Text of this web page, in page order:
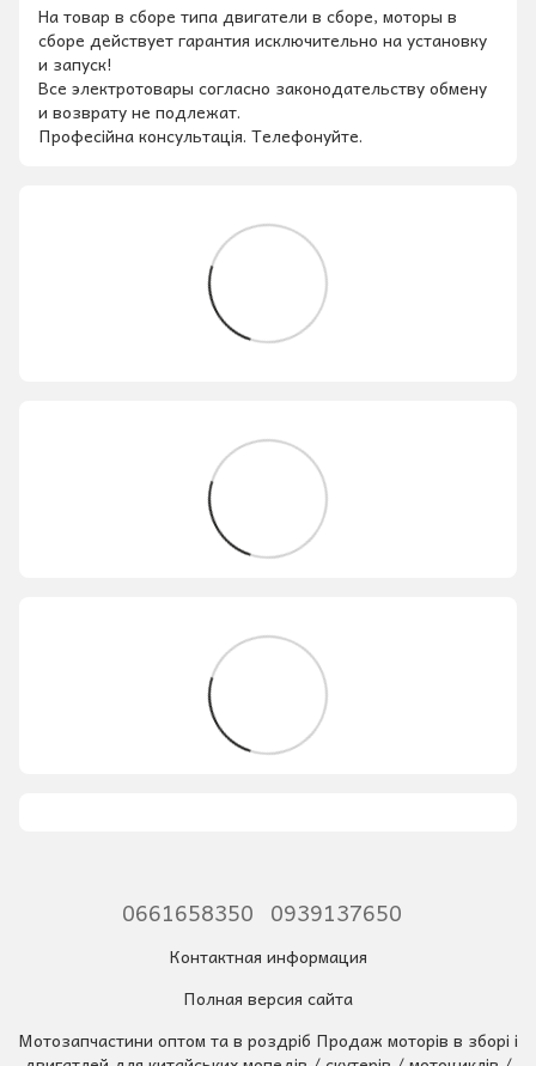
На товар в сборе типа двигатели в сборе, моторы в
сборе действует гарантия исключительно на установку
и запуск!
Все электротовары согласно законодательству обмену
и возврату не подлежат.
Професійна консультація. Телефонуйте.
0661658350 0939137650
Контактная информация
Полная версия сайта
Мотозапчастини оптом та в роздріб Продаж моторів в зборі і